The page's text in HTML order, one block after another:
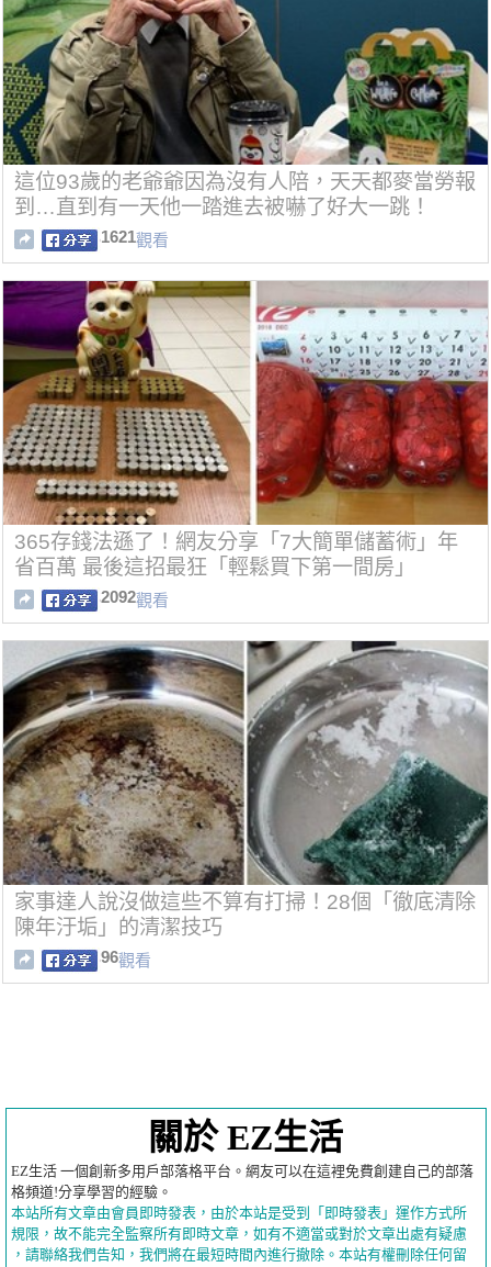
這位93歲的老爺爺因為沒有人陪，天天都麥當勞報
到…直到有一天他一踏進去被嚇了好大一跳！
1621觀看
365存錢法遜了！網友分享「7大簡單儲蓄術」年
省百萬 最後這招最狂「輕鬆買下第一間房」
2092觀看
家事達人說沒做這些不算有打掃！28個「徹底清除
陳年汙垢」的清潔技巧
96觀看
關於 EZ生活
EZ生活 一個創新多用戶部落格平台。網友可以在這裡免費創建自己的部落
格頻道!分享學習的經驗。
本站所有文章由會員即時發表，由於本站是受到「即時發表」運作方式所
規限，故不能完全監察所有即時文章，如有不適當或對於文章出處有疑慮
，請聯絡我們告知，我們將在最短時間內進行撤除。本站有權刪除任何留